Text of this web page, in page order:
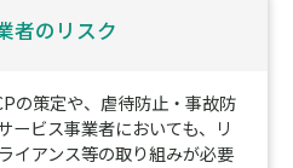
者のリスク
の策定や、虐待防止・事故防
ービス事業者においても、リ
イアンス等の取り組みが必要